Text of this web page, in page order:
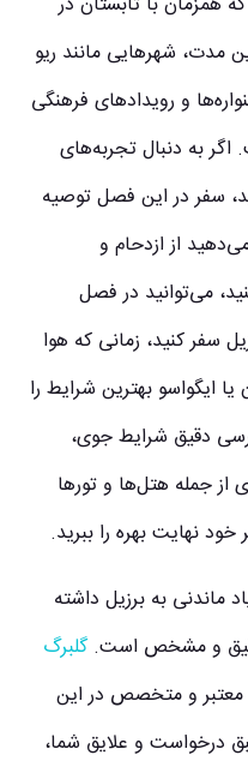
مدت، شهرهایی مانند ریو
و رویدادهای فرهنگی
اگر به دنبال تجربه‌های
سفر در این فصل توصیه
از ازدحام و
می‌توانید در فصل
سفر کنید، زمانی که هوا
ایگواسو بهترین شرایط را
دقیق شرایط جوی،
از جمله هتل‌ها و تورها
نهایت بهره را ببرید.
ماندنی به برزیل داشته
دقیق و مشخص است.گلبرگ
و متخصص در این
درخواست و علایق شما،